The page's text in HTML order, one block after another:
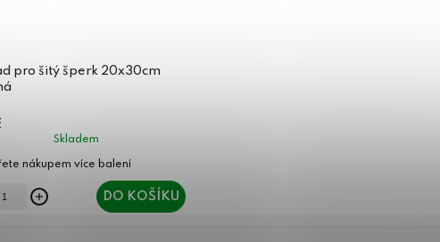
pro šitý šperk 20x30cm
Skladem
DO KOŠÍKU